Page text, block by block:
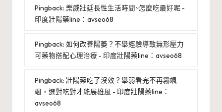
Pingback: 樂威壯延長性生活時間~怎麼吃最好呢 -
印度壯陽藥line：avseo68
Pingback: 如何改善陽萎？不舉經驗導致無形壓力
可藥物搭配心理治療 - 印度壯陽藥line：avseo68
Pingback: 壯陽藥吃了沒效？舉弱看完不再霧颯
颯，選對吃對才能展雄風 - 印度壯陽藥line：
avseo68